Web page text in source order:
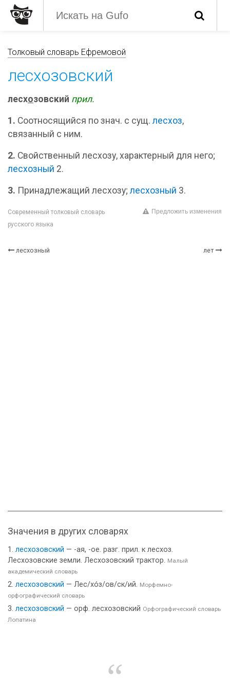
Толковый словарь Ефремовой
лесхозовский
лесхозовский прил.
1. Соотносящийся по знач. с сущ. лесхоз,
связанный с ним.
2. Свойственный лесхозу, характерный для него;
лесхозный 2.
3. Принадлежащий лесхозу; лесхозный 3.
Современный толковый словарь
русского языка
Предложить изменения
лесхозный лет
Значения в других словарях
лесхозовский — -ая, -ое. разг. прил. к лесхоз.
Лесхозовские земли. Лесхозовский трактор. Малый
академический словарь
лесхозовский — Лес/хо́з/ов/ск/ий. Морфемно-
орфографический словарь
лесхозовский — орф. лесхозовский Орфографический словарь
Лопатина